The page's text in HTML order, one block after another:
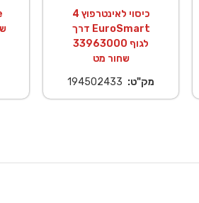
כיסוי לאינטרפוץ 4
דרך EuroSmart
לגוף 33963000
שחור מט
מק"ט: 194502433